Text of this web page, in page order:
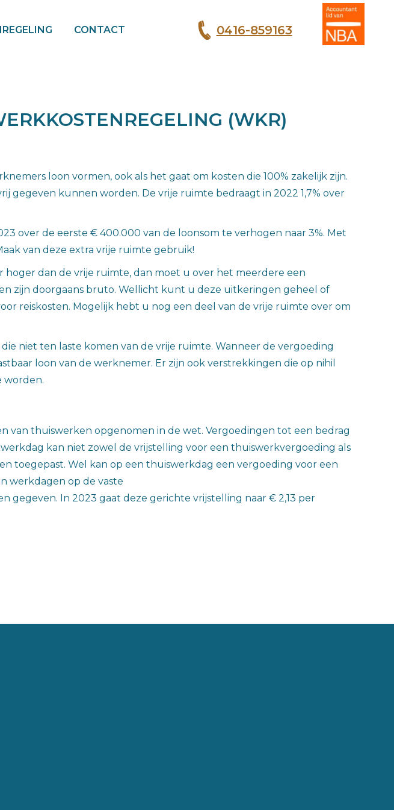
CONTACT 0416-859163
(WKR)
loon vormen, ook als het gaat om kosten die 100% zakelijk zijn.
gegeven kunnen worden. De vrije ruimte bedraagt in 2022 1,7% over
over de eerste € 400.000 van de loonsom te verhogen naar 3%. Met
van deze extra vrije ruimte gebruik!
dan de vrije ruimte, dan moet u over het meerdere een
zijn doorgaans bruto. Wellicht kunt u deze uitkeringen geheel of
reiskosten. Mogelijk hebt u nog een deel van de vrije ruimte over om
niet ten laste komen van de vrije ruimte. Wanneer de vergoeding
loon van de werknemer. Er zijn ook verstrekkingen die op nihil
worden.
van thuiswerken opgenomen in de wet. Vergoedingen tot een bedrag
kan niet zowel de vrijstelling voor een thuiswerkvergoeding als
toegepast. Wel kan op een thuiswerkdag een vergoeding voor een
werkdagen op de vaste
In 2023 gaat deze gerichte vrijstelling naar € 2,13 per